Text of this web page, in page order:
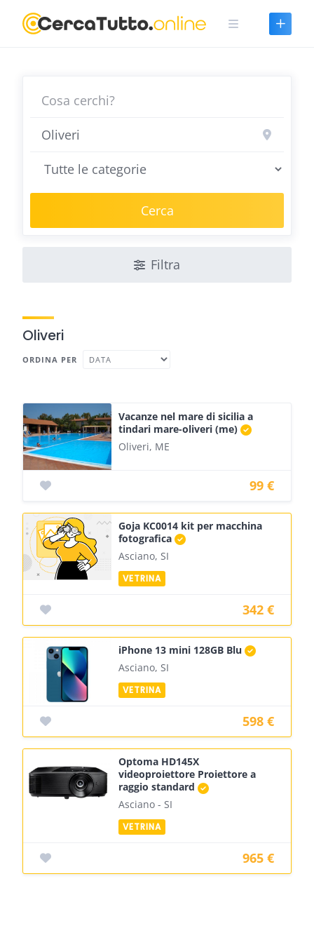
Cerca
Filtra
Oliveri
ORDINA PER
Vacanze nel mare di sicilia a
tindari mare-oliveri (me)
Oliveri, ME
99 €
Goja KC0014 kit per macchina
fotografica
Asciano, SI
342 €
iPhone 13 mini 128GB Blu
Asciano, SI
598 €
Optoma HD145X
videoproiettore Proiettore a
raggio standard
Asciano - SI
965 €